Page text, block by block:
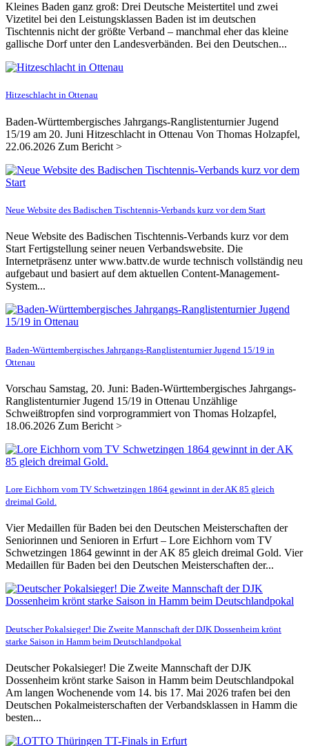
Kleines Baden ganz groß: Drei Deutsche Meistertitel und zwei
Vizetitel bei den Leistungsklassen Baden ist im deutschen
Tischtennis nicht der größte Verband – manchmal eher das kleine
gallische Dorf unter den Landesverbänden. Bei den Deutschen...
Hitzeschlacht in Ottenau
Baden-Württembergisches Jahrgangs-Ranglistenturnier Jugend
15/19 am 20. Juni Hitzeschlacht in Ottenau Von Thomas Holzapfel,
22.06.2026 Zum Bericht >
Neue Website des Badischen Tischtennis-Verbands kurz vor dem Start
Neue Website des Badischen Tischtennis-Verbands kurz vor dem
Start Fertigstellung seiner neuen Verbandswebsite. Die
Internetpräsenz unter www.battv.de wurde technisch vollständig neu
aufgebaut und basiert auf dem aktuellen Content-Management-
System...
Baden-Württembergisches Jahrgangs-Ranglistenturnier Jugend 15/19 in
Ottenau
Vorschau Samstag, 20. Juni: Baden-Württembergisches Jahrgangs-
Ranglistenturnier Jugend 15/19 in Ottenau Unzählige
Schweißtropfen sind vorprogrammiert von Thomas Holzapfel,
18.06.2026 Zum Bericht >
Lore Eichhorn vom TV Schwetzingen 1864 gewinnt in der AK 85 gleich
dreimal Gold.
Vier Medaillen für Baden bei den Deutschen Meisterschaften der
Seniorinnen und Senioren in Erfurt – Lore Eichhorn vom TV
Schwetzingen 1864 gewinnt in der AK 85 gleich dreimal Gold. Vier
Medaillen für Baden bei den Deutschen Meisterschaften der...
Deutscher Pokalsieger! Die Zweite Mannschaft der DJK Dossenheim krönt
starke Saison in Hamm beim Deutschlandpokal
Deutscher Pokalsieger! Die Zweite Mannschaft der DJK
Dossenheim krönt starke Saison in Hamm beim Deutschlandpokal
Am langen Wochenende vom 14. bis 17. Mai 2026 trafen bei den
Deutschen Pokalmeisterschaften der Verbandsklassen in Hamm die
besten...